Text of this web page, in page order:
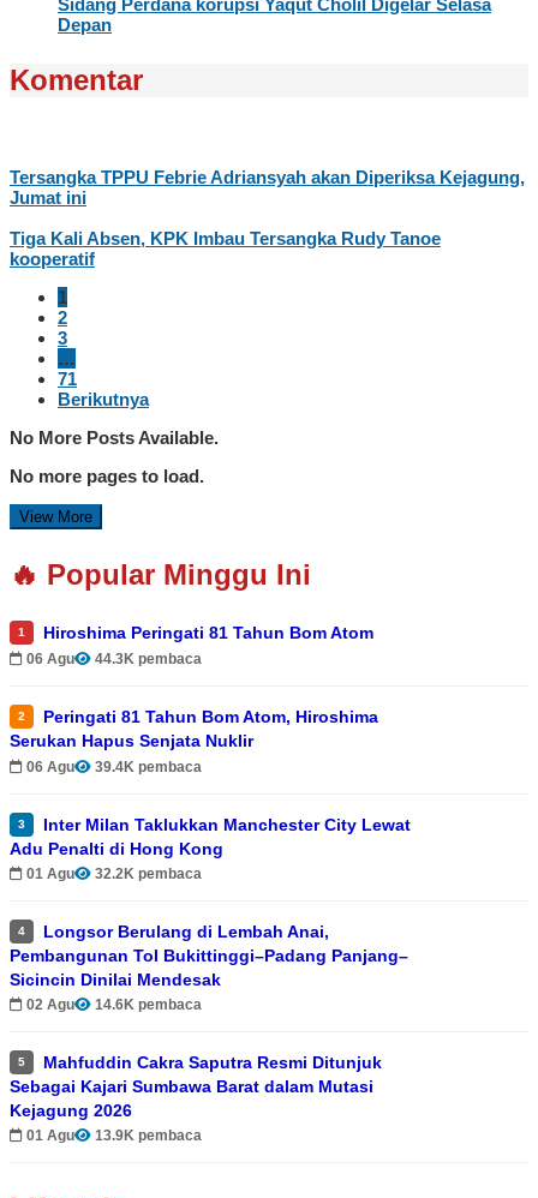
Sidang Perdana korupsi Yaqut Cholil Digelar Selasa
Depan
Komentar
Tersangka TPPU Febrie Adriansyah akan Diperiksa Kejagung,
Jumat ini
Tiga Kali Absen, KPK Imbau Tersangka Rudy Tanoe
kooperatif
1
2
3
…
71
Berikutnya
No More Posts Available.
No more pages to load.
View More
🔥 Popular Minggu Ini
1 Hiroshima Peringati 81 Tahun Bom Atom
06 Agu 44.3K pembaca
2
Peringati 81 Tahun Bom Atom, Hiroshima
Serukan Hapus Senjata Nuklir
06 Agu 39.4K pembaca
3
Inter Milan Taklukkan Manchester City Lewat
Adu Penalti di Hong Kong
01 Agu 32.2K pembaca
4
Longsor Berulang di Lembah Anai,
Pembangunan Tol Bukittinggi–Padang Panjang–
Sicincin Dinilai Mendesak
02 Agu 14.6K pembaca
5
Mahfuddin Cakra Saputra Resmi Ditunjuk
Sebagai Kajari Sumbawa Barat dalam Mutasi
Kejagung 2026
01 Agu 13.9K pembaca